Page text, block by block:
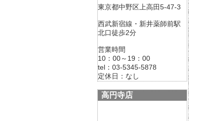
東京都中野区上高田5-47-3
西武新宿線・新井薬師前駅
北口徒歩2分
営業時間
10：00～19：00
tel：03-5345-5878
定休日：なし
高円寺店